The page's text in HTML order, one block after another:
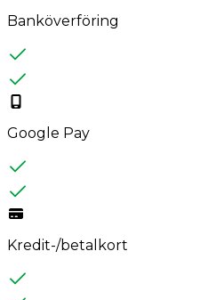
Banköverföring
Google Pay
Kredit-/betalkort